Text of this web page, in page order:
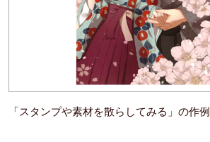
「スタンプや素材を散らしてみる」の作例